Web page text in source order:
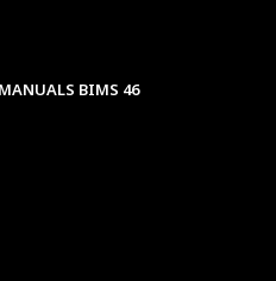
BIMS 46